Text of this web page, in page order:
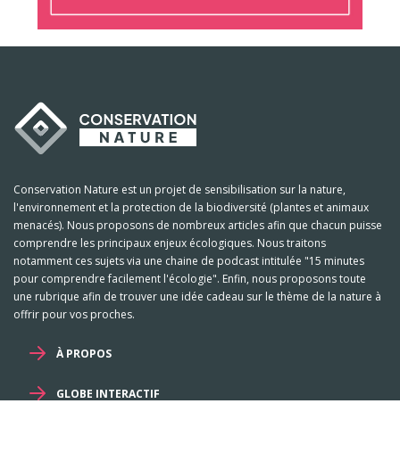
Conservation Nature est un projet de sensibilisation sur la nature,
l'environnement et la protection de la biodiversité (plantes et animaux
menacés). Nous proposons de nombreux articles afin que chacun puisse
comprendre les principaux enjeux écologiques. Nous traitons
notamment ces sujets via une chaine de podcast intitulée "15 minutes
pour comprendre facilement l'écologie". Enfin, nous proposons toute
une rubrique afin de trouver une idée cadeau sur le thème de la nature à
offrir pour vos proches.
À PROPOS
GLOBE INTERACTIF